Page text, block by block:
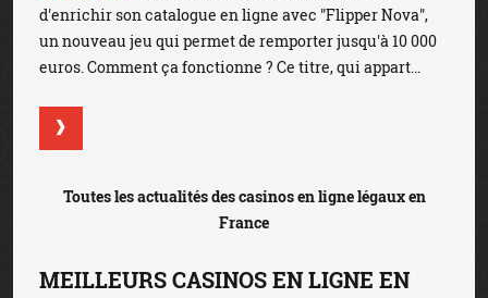
d'enrichir son catalogue en ligne avec "Flipper Nova",
un nouveau jeu qui permet de remporter jusqu'à 10 000
euros. Comment ça fonctionne ? Ce titre, qui appart...
Toutes les actualités des casinos en ligne légaux en
France
MEILLEURS CASINOS EN LIGNE EN